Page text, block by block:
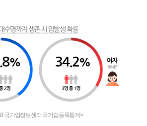
국가암정보센터 국가암등록통계>